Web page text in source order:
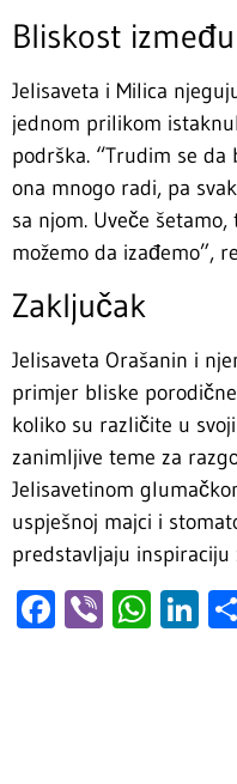
Bliskost
Jelisaveta i Milica
jednom prilikom
podrška. “Trudim se
ona mnogo radi, pa
sa njom. Uveče
možemo da izađemo”,
Zaključak
Jelisaveta Orašanin i
primjer bliske
koliko su različite u
zanimljive teme za
Jelisavetinom
uspješnoj majci i
predstavljaju inspiraciju
Facebook
Viber